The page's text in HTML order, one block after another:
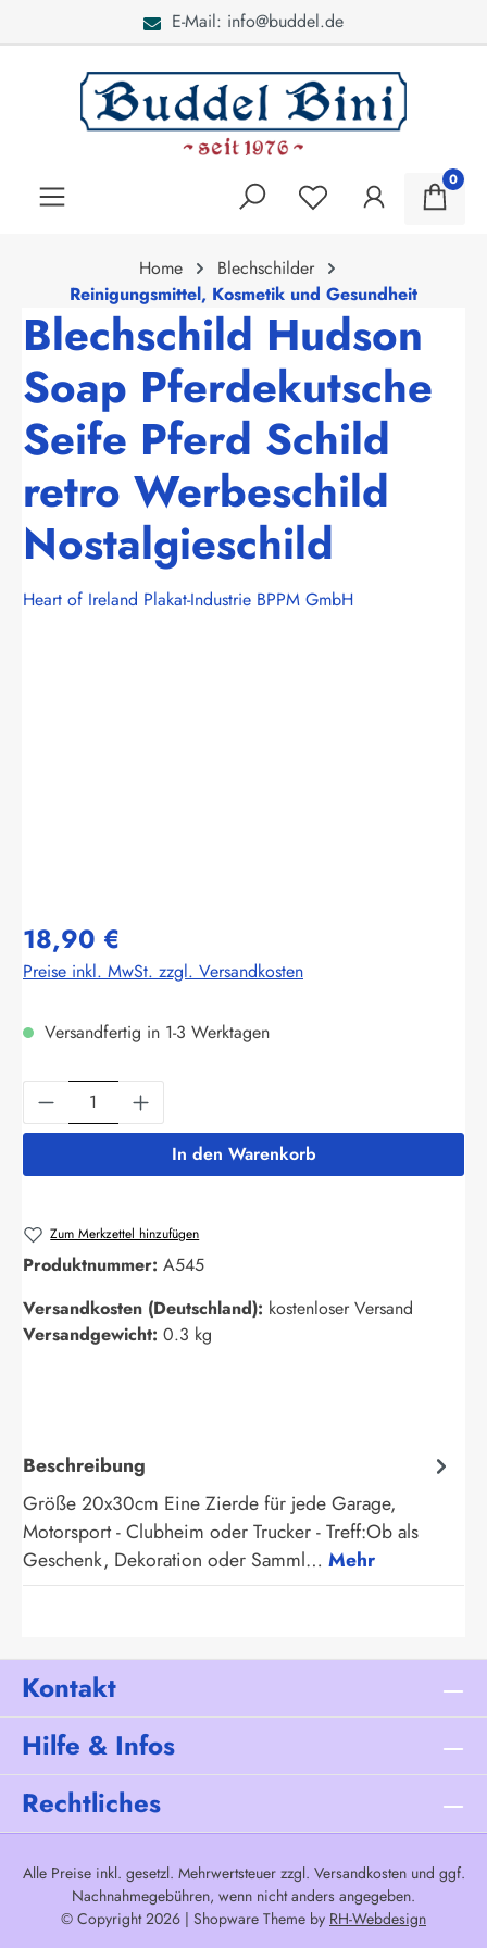
E-Mail: info@buddel.de
0
Home
Blechschilder
Reinigungsmittel, Kosmetik und Gesundheit
Blechschild Hudson
Soap Pferdekutsche
Seife Pferd Schild
retro Werbeschild
Nostalgieschild
Heart of Ireland Plakat-Industrie BPPM GmbH
18,90 €
Preise inkl. MwSt. zzgl. Versandkosten
Versandfertig in 1-3 Werktagen
Produkt Anzahl: Gib den gewünschten
In den Warenkorb
Zum Merkzettel hinzufügen
Produktnummer: A545
Versandkosten (Deutschland): kostenloser Versand
Versandgewicht: 0.3 kg
Beschreibung
Größe 20x30cm Eine Zierde für jede Garage,
Motorsport - Clubheim oder Trucker - Treff:Ob als
Geschenk, Dekoration oder Samml… Mehr
Kontakt
Hilfe & Infos
Rechtliches
Alle Preise inkl. gesetzl. Mehrwertsteuer zzgl. Versandkostenund ggf.
Nachnahmegebühren, wenn nicht anders angegeben.
© Copyright 2026 | Shopware Theme by RH-Webdesign